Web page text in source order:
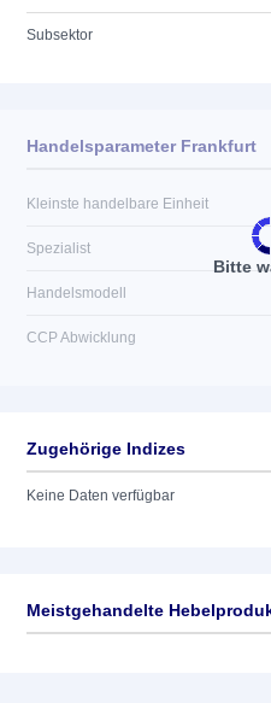
Subsektor
Bitte
Handelsparameter Frankfurt
Kleinste handelbare Einheit
Spezialist
Handelsmodell
CCP Abwicklung
Zugehörige Indizes
Keine Daten verfügbar
Meistgehandelte